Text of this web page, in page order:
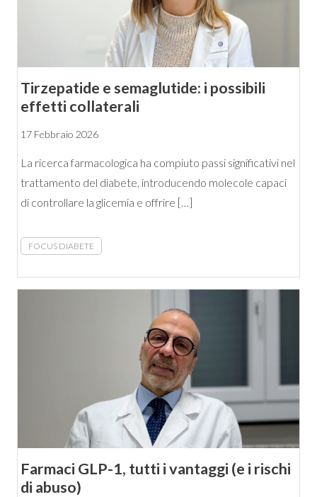
Tirzepatide e semaglutide: i possibili
effetti collaterali
17 Febbraio 2026
La ricerca farmacologica ha compiuto passi significativi nel
trattamento del diabete, introducendo molecole capaci
di controllare la glicemia e offrire […]
FOCUS DIABETE
Farmaci GLP-1, tutti i vantaggi (e i rischi
di abuso)